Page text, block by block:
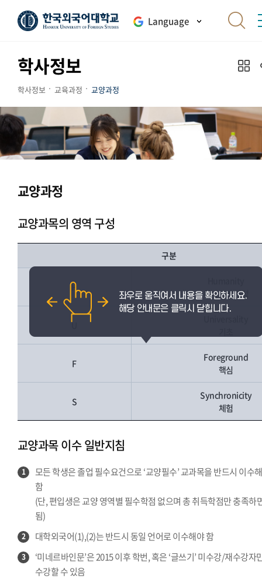
Language
학사정보
학사정보 교육과정 교양과정
교양과정
교양과목의 영역 구성
구분
H
미네르바 인성
U
F
Foreground
핵심
S
Synchronicity
체험
교양과목 이수 일반지침
1
모든 학생은 졸업 필수요건으로 ‘교양필수’ 교과목을 반드시 이수
함
(단, 편입생은 교양 영역별 필수학점 없으며 총 취득학점만 충족하
됨)
2 대학외국어(1),(2)는 반드시 동일 언어로 이수해야 함
3
‘미네르바인문’은 2015 이후 학번, 혹은 ‘글쓰기’ 미수강/재수강자
수강할 수 있음